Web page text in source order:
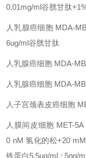
0.01mg/ml谷胱甘肽
人乳腺癌细胞 MDA-
6ug/ml谷胱甘肽
人乳腺癌细胞 MDA-
人乳腺癌细胞 MDA-
人子宫颈表皮癌细胞
人膜间皮细胞 MET-5A
0 nM 氢化的松+20
铁蛋白5.5ug/mL; 5ng/